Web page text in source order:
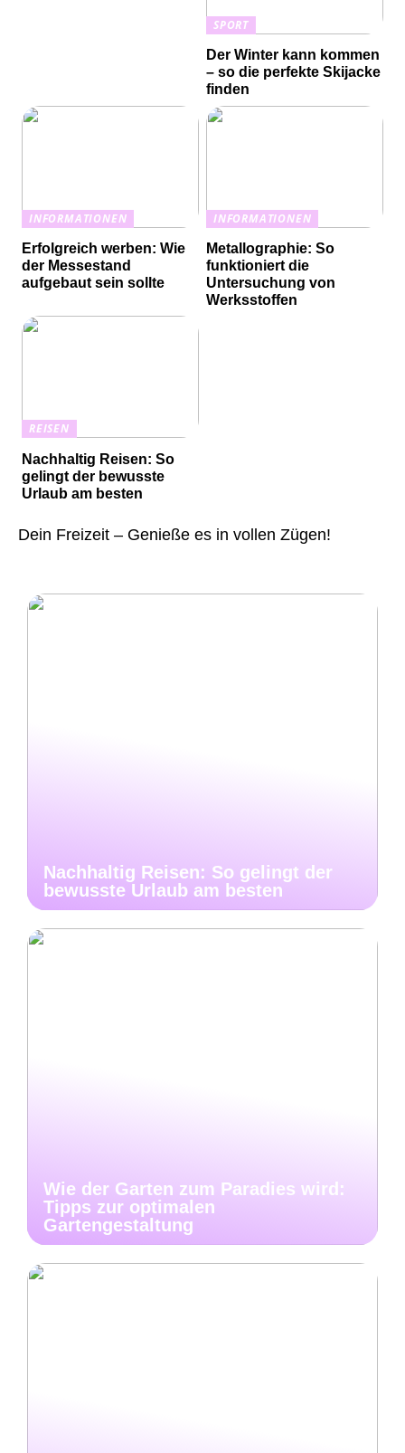
SPORT
Der Winter kann kommen
– so die perfekte Skijacke
finden
INFORMATIONEN
Erfolgreich werben: Wie
der Messestand
aufgebaut sein sollte
INFORMATIONEN
Metallographie: So
funktioniert die
Untersuchung von
Werksstoffen
REISEN
Nachhaltig Reisen: So
gelingt der bewusste
Urlaub am besten
Dein Freizeit – Genieße es in vollen Zügen!
Nachhaltig Reisen: So gelingt der
bewusste Urlaub am besten
Wie der Garten zum Paradies wird:
Tipps zur optimalen
Gartengestaltung